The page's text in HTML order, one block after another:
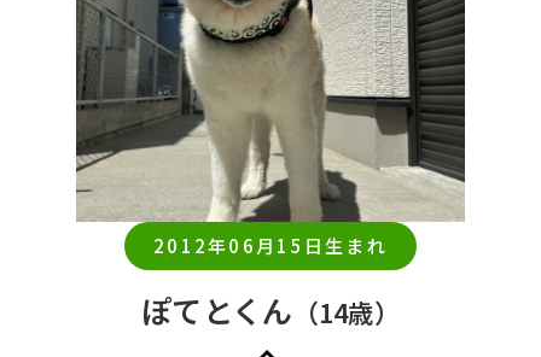
2012年06月15日生まれ
ぽてとくん （14歳）